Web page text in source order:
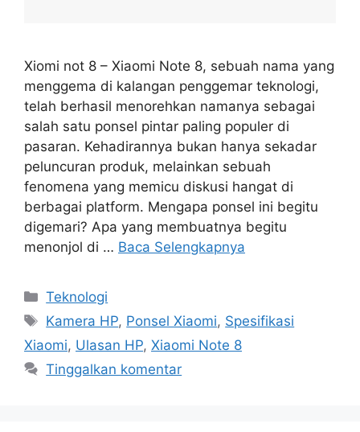
Xiomi not 8 – Xiaomi Note 8, sebuah nama yang
menggema di kalangan penggemar teknologi,
telah berhasil menorehkan namanya sebagai
salah satu ponsel pintar paling populer di
pasaran. Kehadirannya bukan hanya sekadar
peluncuran produk, melainkan sebuah
fenomena yang memicu diskusi hangat di
berbagai platform. Mengapa ponsel ini begitu
digemari? Apa yang membuatnya begitu
menonjol di … Baca Selengkapnya
Kategori
Teknologi
Tag
Kamera HP, Ponsel Xiaomi, Spesifikasi
Xiaomi, Ulasan HP, Xiaomi Note 8
Tinggalkan komentar